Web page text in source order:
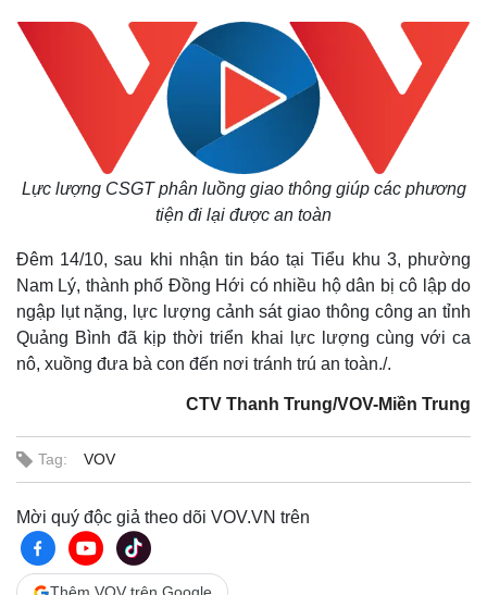
Lực lượng CSGT phân luồng giao thông giúp các phương
tiện đi lại được an toàn
Đêm 14/10, sau khi nhận tin báo tại Tiểu khu 3, phường
Nam Lý, thành phố Đồng Hới có nhiều hộ dân bị cô lập do
ngập lụt nặng, lực lượng cảnh sát giao thông công an tỉnh
Quảng Bình đã kịp thời triển khai lực lượng cùng với ca
nô, xuồng đưa bà con đến nơi tránh trú an toàn./.
CTV Thanh Trung/VOV-Miền Trung
Tag: VOV
Mời quý độc giả theo dõi VOV.VN trên